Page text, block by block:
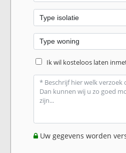
Ik wil kosteloos laten
Uw gegevens worden